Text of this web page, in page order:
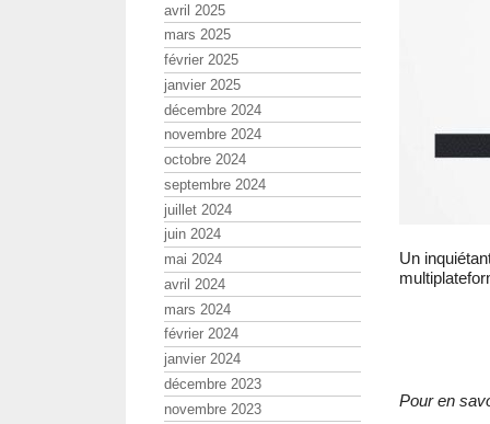
Un
Pour en
avril 2025
mars 2025
février 2025
janvier 2025
décembre 2024
novembre 2024
octobre 2024
septembre 2024
juillet 2024
juin 2024
mai 2024
avril 2024
mars 2024
février 2024
janvier 2024
décembre 2023
novembre 2023